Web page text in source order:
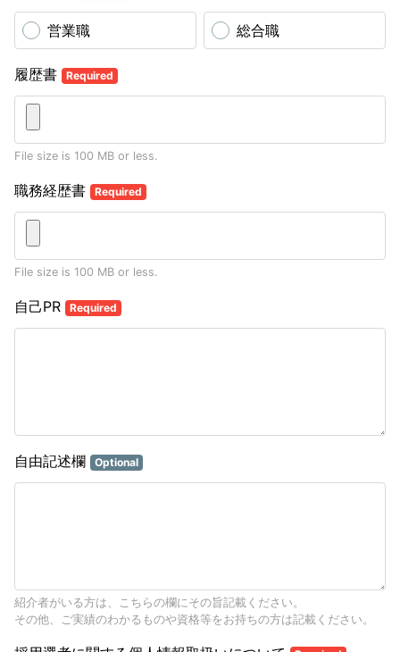
営業職 総合職
履歴書 Required
File size is 100 MB or less.
職務経歴書 Required
File size is 100 MB or less.
自己PR Required
自由記述欄 Optional
紹介者がいる方は、こちらの欄にその旨記載ください。
その他、ご実績のわかるものや資格等をお持ちの方は記載ください。